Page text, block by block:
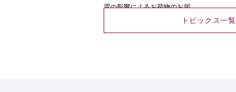
震の影響によるお荷物のお届...
トピックス一覧